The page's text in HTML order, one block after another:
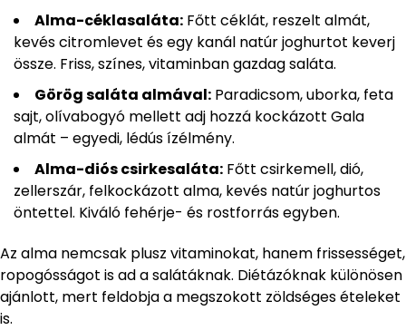
Alma-céklasaláta: Főtt céklát, reszelt almát,
kevés citromlevet és egy kanál natúr joghurtot keverj
össze. Friss, színes, vitaminban gazdag saláta.
Görög saláta almával: Paradicsom, uborka, feta
sajt, olívabogyó mellett adj hozzá kockázott Gala
almát – egyedi, lédús ízélmény.
Alma-diós csirkesaláta: Főtt csirkemell, dió,
zellerszár, felkockázott alma, kevés natúr joghurtos
öntettel. Kiváló fehérje- és rostforrás egyben.
Az alma nemcsak plusz vitaminokat, hanem frissességet,
ropogósságot is ad a salátáknak. Diétázóknak különösen
ajánlott, mert feldobja a megszokott zöldséges ételeket
is.